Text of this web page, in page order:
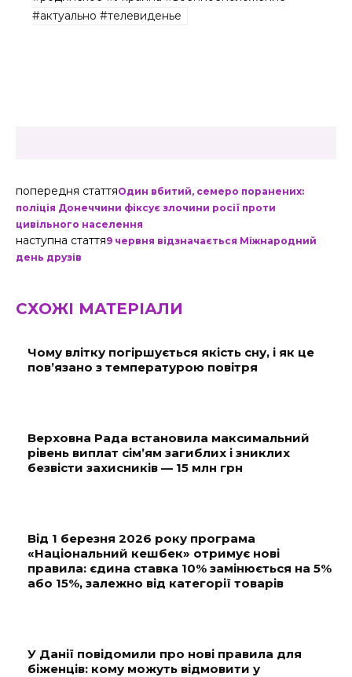
#актуально #телевиденье
попередня статтяОдин вбитий, семеро поранених:
поліція Донеччини фіксує злочини росії проти
цивільного населення
наступна стаття9 червня відзначається Міжнародний
день друзів
СХОЖІ МАТЕРІАЛИ
Чому влітку погіршується якість сну, і як це
пов’язано з температурою повітря
Верховна Рада встановила максимальний
рівень виплат сім’ям загиблих і зниклих
безвісти захисників — 15 млн грн
Від 1 березня 2026 року програма
«Національний кешбек» отримує нові
правила: єдина ставка 10% замінюється на 5%
або 15%, залежно від категорії товарів
У Данії повідомили про нові правила для
біженців: кому можуть відмовити у